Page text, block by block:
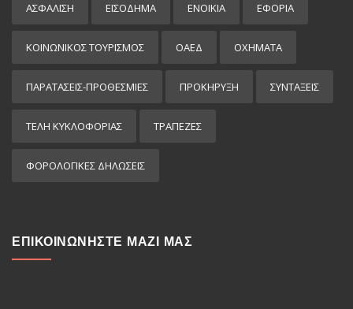
ΑΣΦΑΛΙΣΗ ΕΙΣΌΔΗΜΑ ΕΝΟΙΚΙΑ ΕΦΟΡΙΑ
ΚΟΙΝΩΝΙΚΟΣ ΤΟΥΡΙΣΜΟΣ ΟΑΕΔ ΟΧΗΜΑΤΑ
ΠΑΡΑΤΑΣΕΙΣ-ΠΡΟΘΕΣΜΙΕΣ ΠΡΟΚΉΡΥΞΗ ΣΥΝΤΑΞΕΙΣ
ΤΕΛΗ ΚΥΚΛΟΦΟΡΙΑΣ ΤΡΑΠΕΖΕΣ
ΦΟΡΟΛΟΓΙΚΕΣ ΔΗΛΩΣΕΙΣ
ΕΠΙΚΟΙΝΩΝΗΣΤΕ ΜΑΖΙ ΜΑΣ